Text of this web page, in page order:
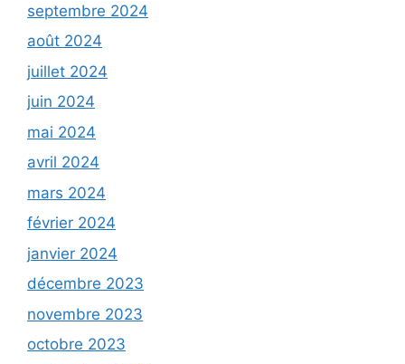
septembre 2024
août 2024
juillet 2024
juin 2024
mai 2024
avril 2024
mars 2024
février 2024
janvier 2024
décembre 2023
novembre 2023
octobre 2023